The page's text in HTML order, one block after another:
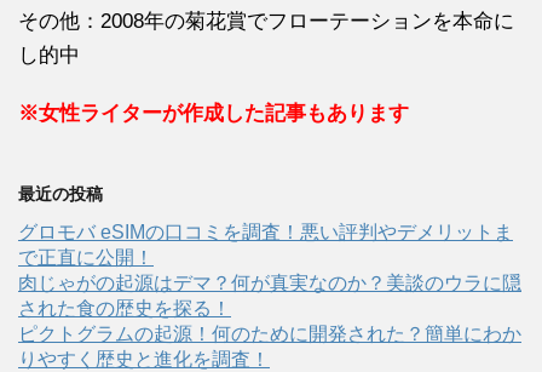
その他：2008年の菊花賞でフローテーションを本命に
し的中
※女性ライターが作成した記事もあります
最近の投稿
グロモバ eSIMの口コミを調査！悪い評判やデメリットま
で正直に公開！
肉じゃがの起源はデマ？何が真実なのか？美談のウラに隠
された食の歴史を探る！
ピクトグラムの起源！何のために開発された？簡単にわか
りやすく歴史と進化を調査！